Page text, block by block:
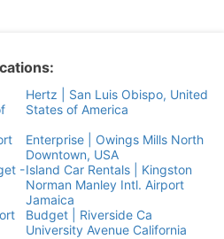
Hertz | San Luis Obispo, United
States of America
Enterprise | Owings Mills North
Downtown, USA
-Island Car Rentals | Kingston
Norman Manley Intl. Airport
Jamaica
Budget | Riverside Ca
University Avenue California